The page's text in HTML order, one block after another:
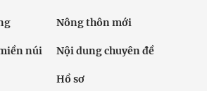
Nông thôn mới
núi Nội dung chuyên đề
Hồ sơ